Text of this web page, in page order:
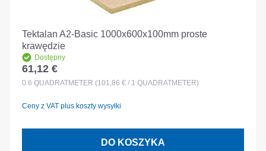
Tektalan A2-Basic 1000x600x100mm proste
krawędzie
Dostępny
Cena regularna:
61,12 €
0.6 QUADRATMETER (101,86 € / 1 QUADRATMETER)
Ceny z VAT plus koszty wysyłki
DO KOSZYKA